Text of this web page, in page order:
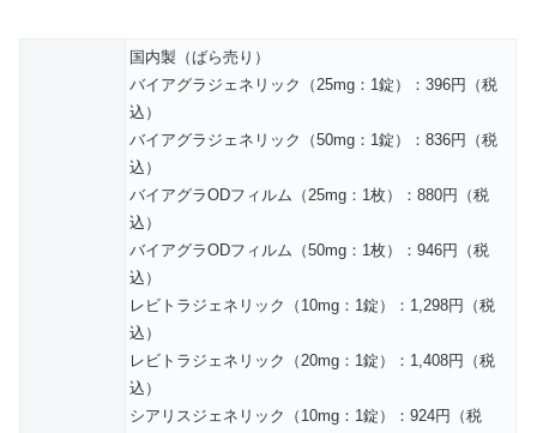
国内製（ばら売り）
バイアグラジェネリック（25mg：1錠）：396円（税
込）
バイアグラジェネリック（50mg：1錠）：836円（税
込）
バイアグラODフィルム（25mg：1枚）：880円（税
込）
バイアグラODフィルム（50mg：1枚）：946円（税
込）
レビトラジェネリック（10mg：1錠）：1,298円（税
込）
レビトラジェネリック（20mg：1錠）：1,408円（税
込）
シアリスジェネリック（10mg：1錠）：924円（税